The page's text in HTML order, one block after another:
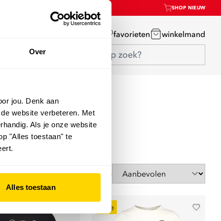
Over
jou. Denk aan
website verbeteren. Met
Als je onze website
"Alles toestaan" te
Alles toestaan
SHOP NIEUW
favorieten winkelmand
Sorteer op
sale